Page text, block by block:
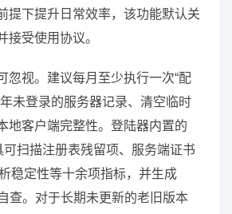
提下提升日常效率，该功能默认关
接受使用协议。
忽视。建议每月至少执行一次“配
未登录的服务器记录、清空临时
地客户端完整性。登陆器内置的
可扫描注册表残留项、服务端证书
稳定性等十余项指标，并生成
查。对于长期未更新的老旧版本